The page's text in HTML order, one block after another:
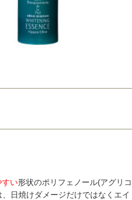
すい形状のポリフェノール(アグリコ
日焼けダメージだけではなくエイ